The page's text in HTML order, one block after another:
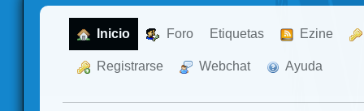
Inicio Foro Etiquetas Ezine
Registrarse Webchat Ayuda